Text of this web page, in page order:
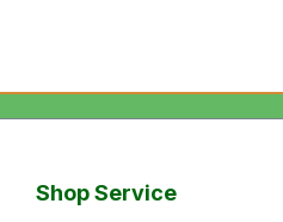
Shop Service